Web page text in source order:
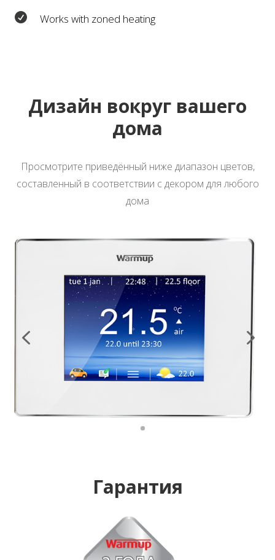
 Works with zoned heating
Дизайн вокруг вашего
дома
Просмотрите приведённый ниже диапазон цветов,
составленный в соответствии с декором для любого
дома
Гарантия